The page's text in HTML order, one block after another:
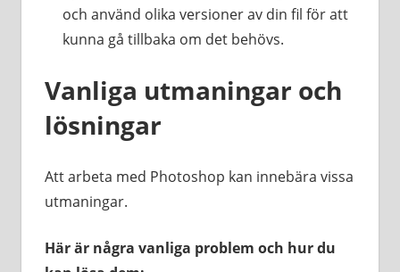
och använd olika versioner av din fil för att
kunna gå tillbaka om det behövs.
Vanliga utmaningar och
lösningar
Att arbeta med Photoshop kan innebära vissa
utmaningar.
Här är några vanliga problem och hur du